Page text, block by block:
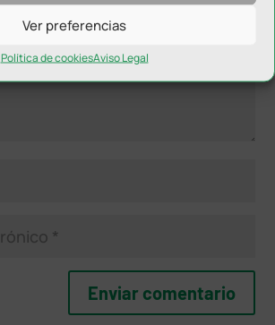
Ver preferencias
Política de cookiesAviso Legal